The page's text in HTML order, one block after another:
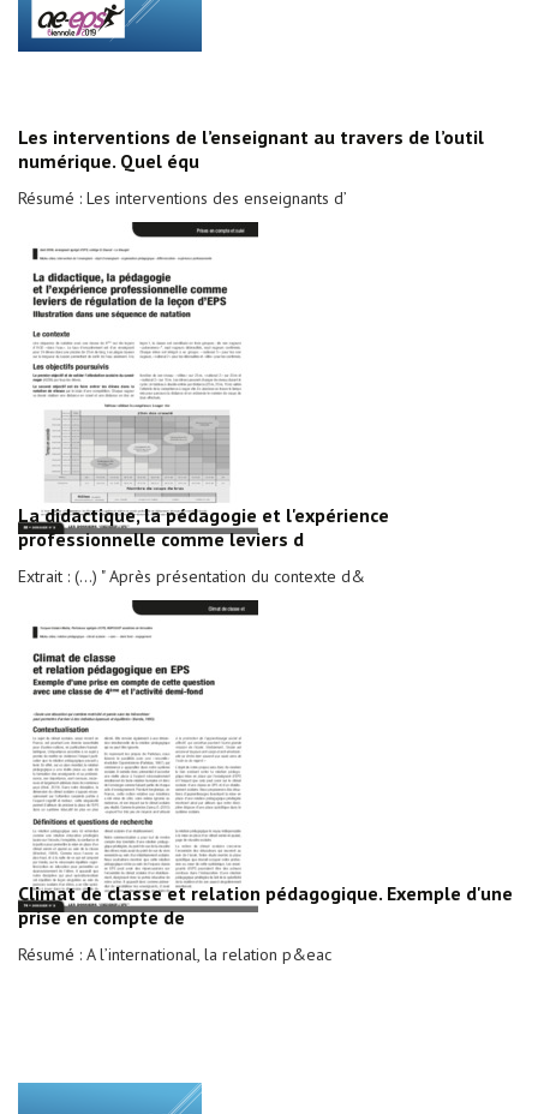
Les interventions de l’enseignant au travers de l’outil
numérique. Quel équ
Résumé : Les interventions des enseignants d’
La didactique, la pédagogie et l'expérience
professionnelle comme leviers d
Extrait : (...) " Après présentation du contexte d&
Climat de classe et relation pédagogique. Exemple d'une
prise en compte de
Résumé : A l’international, la relation p&eac